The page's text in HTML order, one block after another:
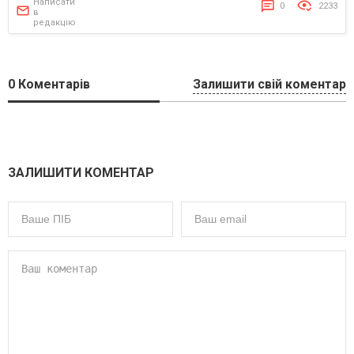
в
редакцію
0 2233
0 Коментарів Залишити свій коментар
ЗАЛИШИТИ КОМЕНТАР